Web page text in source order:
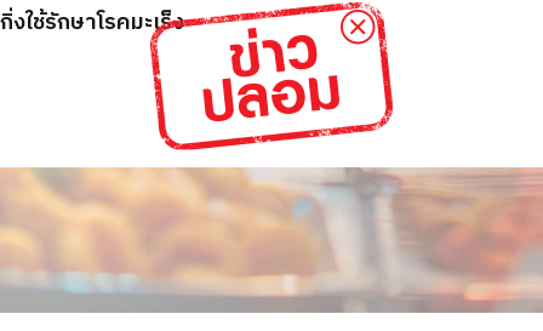
ช้รักษาโรคมะเร็ง